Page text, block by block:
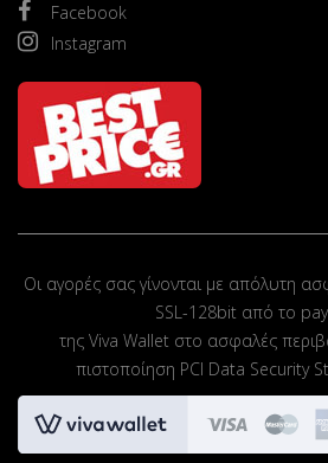
Facebook
Instagram
Οι αγορές σας γίνονται με απόλυτη
SSL-128bit από το
της Viva Wallet στο ασφαλές
πιστοποίηση PCI Data Security